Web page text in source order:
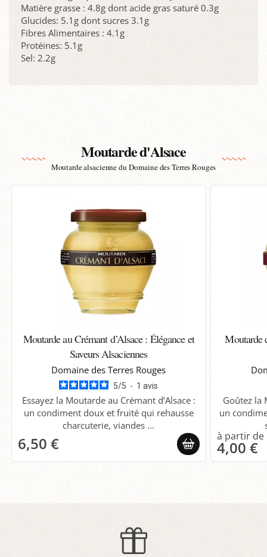
Matière grasse : 4.8g dont acide gras saturé 0.3g
Glucides: 5.1g dont sucres 3.1g
Fibres Alimentaires : 4.1g
Protéines: 5.1g
Sel: 2.2g
Moutarde d'Alsace
Moutarde alsacienne du Domaine des Terres Rouges
Moutarde au Crémant d’Alsace : Élégance et
Saveurs Alsaciennes
Domaine des Terres Rouges
5/5 - 1avis
Essayez la Moutarde au Crémant d’Alsace :
un condiment doux et fruité qui rehausse
charcuterie, viandes ...
6,50 €
Moutarde
Goûtez la
un
4,00 €